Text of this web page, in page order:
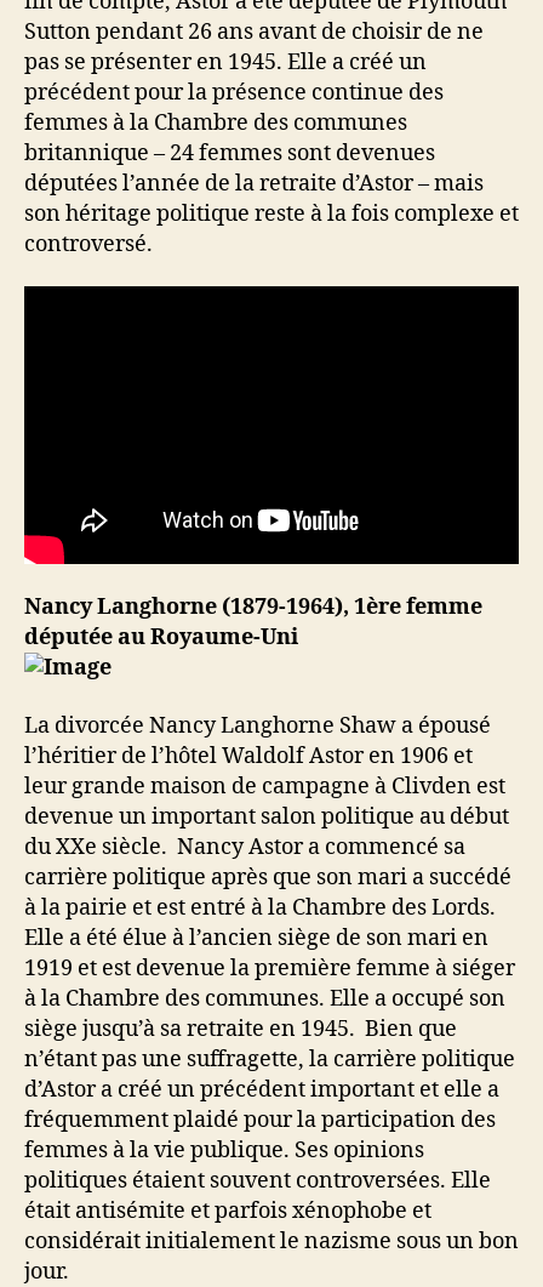
Sutton pendant 26 ans avant de choisir de ne
pas se présenter en 1945. Elle a créé un
précédent pour la présence continue des
femmes à la Chambre des communes
britannique – 24 femmes sont devenues
députées l’année de la retraite d’Astor – mais
son héritage politique reste à la fois complexe et
controversé.
Nancy Langhorne (1879-1964), 1ère femme
députée au Royaume-Uni
La divorcée Nancy Langhorne Shaw a épousé
l’héritier de l’hôtel Waldolf Astor en 1906 et
leur grande maison de campagne à Clivden est
devenue un important salon politique au début
du XXe siècle. Nancy Astor a commencé sa
carrière politique après que son mari a succédé
à la pairie et est entré à la Chambre des Lords.
Elle a été élue à l’ancien siège de son mari en
1919 et est devenue la première femme à siéger
à la Chambre des communes. Elle a occupé son
siège jusqu’à sa retraite en 1945. Bien que
n’étant pas une suffragette, la carrière politique
d’Astor a créé un précédent important et elle a
fréquemment plaidé pour la participation des
femmes à la vie publique. Ses opinions
politiques étaient souvent controversées. Elle
était antisémite et parfois xénophobe et
considérait initialement le nazisme sous un bon
jour.